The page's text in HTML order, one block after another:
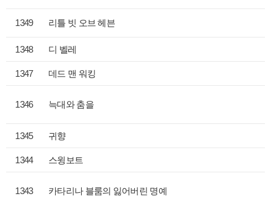
1349 리틀 빗 오브 헤븐
1348 디 벨레
1347 데드 맨 워킹
1346 늑대와 춤을
1345 귀향
1344 스윙보트
1343 카타리나 블룸의 잃어버린 명예